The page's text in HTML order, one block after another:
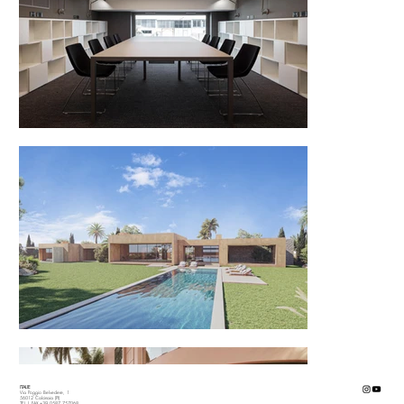
ITALIE
Via Poggio Belvedere, 1
56012 Calcinaia (PI)